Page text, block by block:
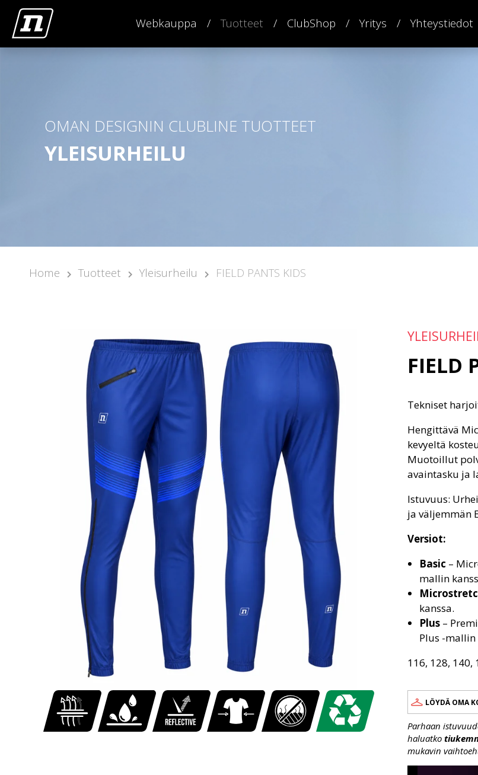
Webkauppa Tuotteet ClubShop Yritys Yhteystiedot
OMAN DESIGNIN CLUBLINE TUOTTEET
YLEISURHEILU
Home Tuotteet Yleisurheilu FIELD PANTS KIDS
FIELD
Tekniset
Hengittävä
kevyeltä
Muotoillut
avaintasku ja
Istuvuus:
ja väljemmän
Versiot:
Basic –
mallin
kanssa.
Plus –
Plus -mallin
116, 128, 140,
LÖYDÄ OMA
Parhaan
haluatko
mukavin